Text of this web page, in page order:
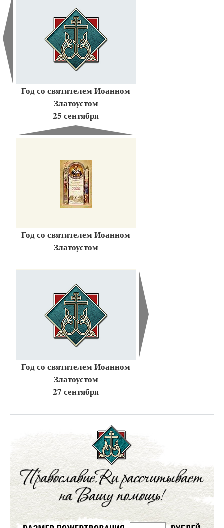
Год со святителем Иоанном
Златоустом
25 сентября
Год со святителем Иоанном
Златоустом
Год со святителем Иоанном
Златоустом
27 сентября